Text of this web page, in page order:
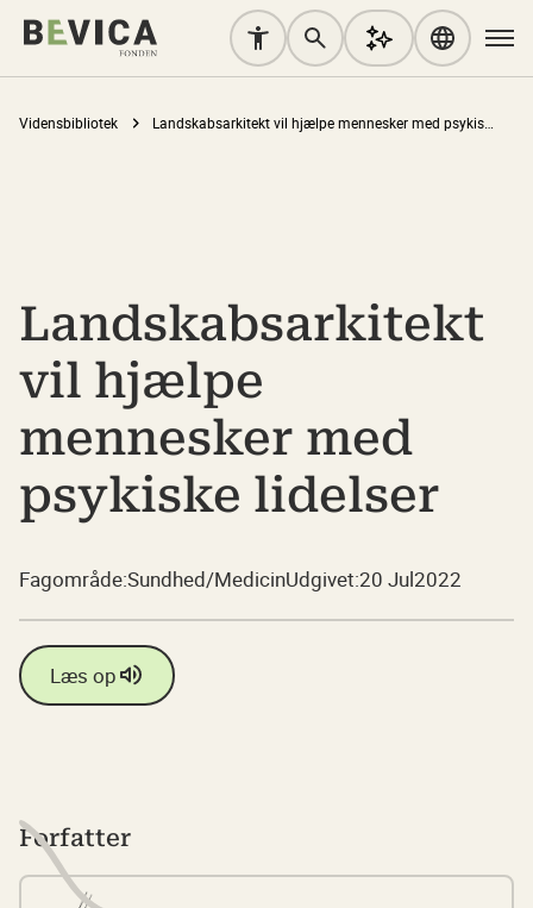
Vidensbibliotek Landskabsarkitekt vil hjælpe mennesker med psykiske lidelser
Landskabsarkitekt
vil hjælpe
mennesker med
psykiske lidelser
Fagområde:Sundhed/MedicinUdgivet:20 Jul2022
Læs op
Forfatter